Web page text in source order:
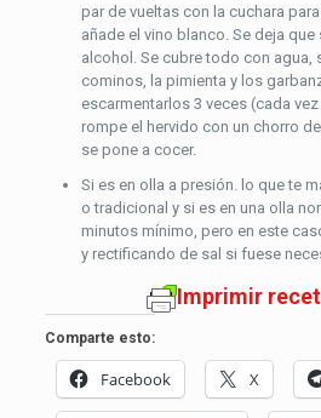
par de vueltas con la cuchara
añade el vino blanco. Se deja que
alcohol. Se cubre todo con agua,
cominos, la pimienta y los
escarmentarlos 3 veces (cada vez
rompe el hervido con un chorro
se pone a cocer.
Si es en olla a presión. lo que te
o tradicional y si es en una olla
minutos mínimo, pero en este
y rectificando de sal si fuese
Imprimir
Comparte esto:
Facebook X